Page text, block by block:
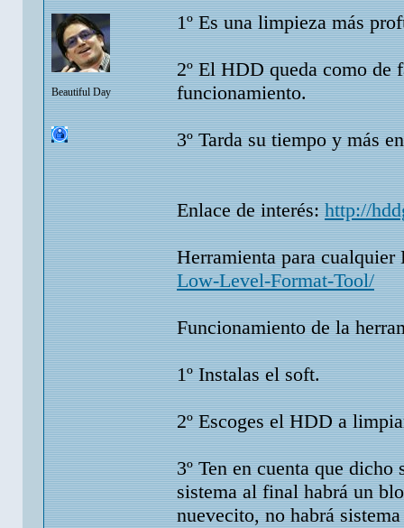
Beautiful Day
1º Es una limpieza más
2º El HDD queda como de
funcionamiento.
3º Tarda su tiempo y más
Enlace de interés:http://
Herramienta para
Low-Level-Format-Tool/
Funcionamiento de la
1º Instalas el soft.
2º Escoges el HDD a
3º Ten en cuenta que
sistema al final habrá un
nuevecito, no habrá